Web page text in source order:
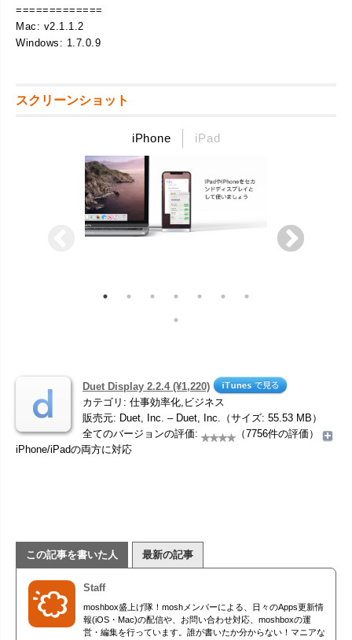
=============
Mac: v2.1.1.2
Windows: 1.7.0.9
スクリーンショット
iPhone iPad
Duet Display 2.2.4 (¥1,220)
カテゴリ: 仕事効率化,ビジネス
販売元: Duet, Inc. – Duet, Inc.（サイズ: 55.53 MB）
全てのバージョンの評価:
（7756件の評価）
iPhone/iPadの両方に対応
この記事を書いた人 最新の記事
Staff
moshbox盛上げ隊！moshメンバーによる、日々のApps更新情
報(iOS・Mac)の配信や、お問い合わせ対応、moshboxの運
営・編集を行っています。誰が書いたか分からない！マニアな